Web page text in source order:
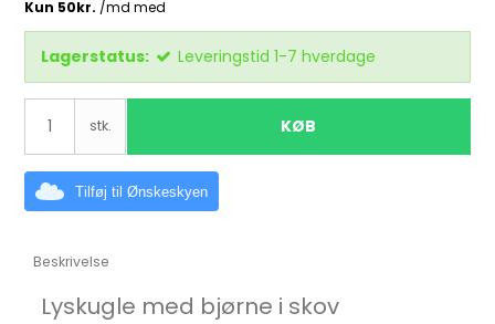
Lagerstatus: Leveringstid 1-7 hverdage
stk. KØB
Tilføj til Ønskeskyen
Beskrivelse
Lyskugle med bjørne i skov